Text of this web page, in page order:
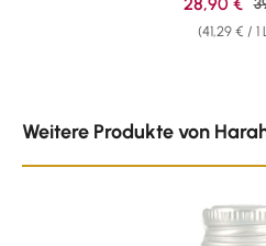
(41,29 € / 1
Weitere Produkte von